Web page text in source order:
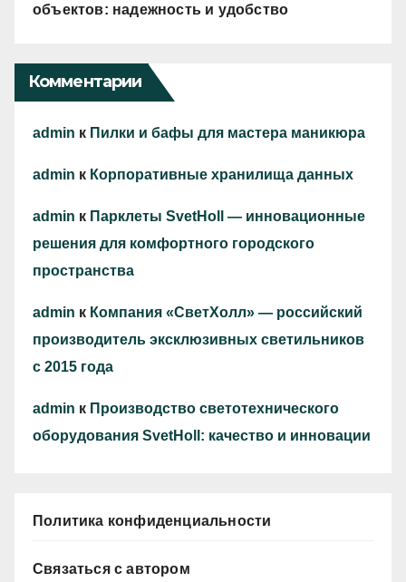
объектов: надежность и удобство
Комментарии
admin к Пилки и бафы для мастера маникюра
admin к Корпоративные хранилища данных
admin к Парклеты SvetHoll — инновационные
решения для комфортного городского
пространства
admin к Компания «СветХолл» — российский
производитель эксклюзивных светильников
с 2015 года
admin к Производство светотехнического
оборудования SvetHoll: качество и инновации
Политика конфиденциальности
Связаться с автором